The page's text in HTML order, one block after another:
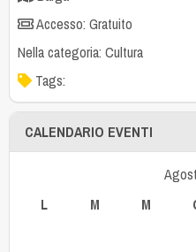
Accesso: Gratuito
Nella categoria: Cultura
Tags:
CALENDARIO EVENTI
L
M M